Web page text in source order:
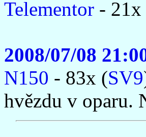
Telementor - 21x
2008/07/08
N150 - 83x (SV9
hvězdu v oparu.